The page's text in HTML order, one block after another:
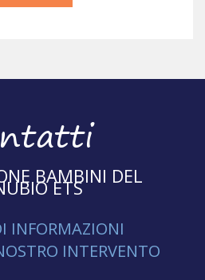
BAMBINI DEL
ETS
INFORMAZIONI
INTERVENTO